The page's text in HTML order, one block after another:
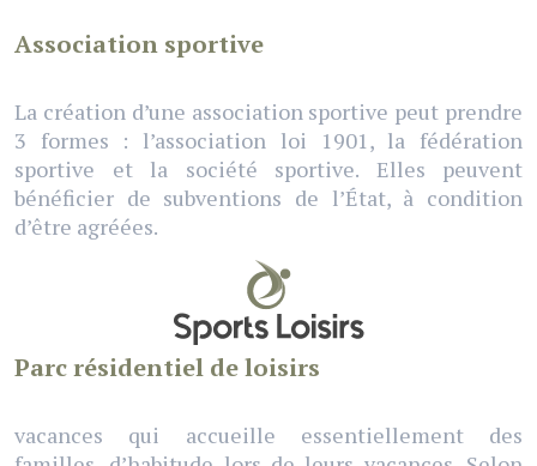
Association sportive
La création d’une association sportive peut prendre
3 formes : l’association loi 1901, la fédération
sportive et la société sportive. Elles peuvent
bénéficier de subventions de l’État, à condition
d’être agréées.
Parc résidentiel de loisirs
vacances qui accueille essentiellement des